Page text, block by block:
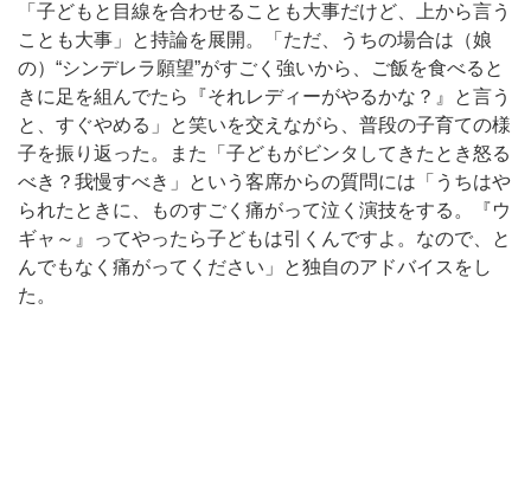
「子どもと目線を合わせることも大事だけど、上から言う
ことも大事」と持論を展開。「ただ、うちの場合は（娘
の）“シンデレラ願望”がすごく強いから、ご飯を食べると
きに足を組んでたら『それレディーがやるかな？』と言う
と、すぐやめる」と笑いを交えながら、普段の子育ての様
子を振り返った。また「子どもがビンタしてきたとき怒る
べき？我慢すべき」という客席からの質問には「うちはや
られたときに、ものすごく痛がって泣く演技をする。『ウ
ギャ～』ってやったら子どもは引くんですよ。なので、と
んでもなく痛がってください」と独自のアドバイスをし
た。